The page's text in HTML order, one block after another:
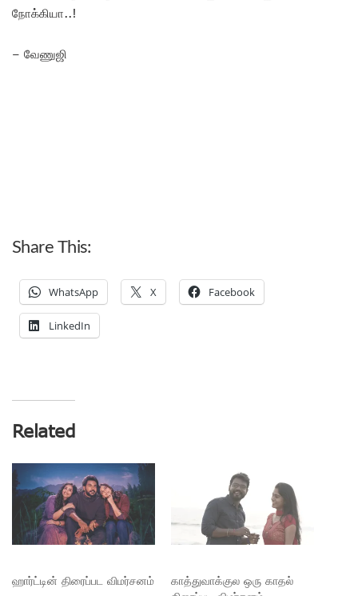
நோக்கியா..!
– வேணுஜி
Share This:
WhatsApp X Facebook
LinkedIn
Related
ஹார்ட்டின் திரைப்பட விமர்சனம்
காத்துவாக்குல ஒரு காதல்